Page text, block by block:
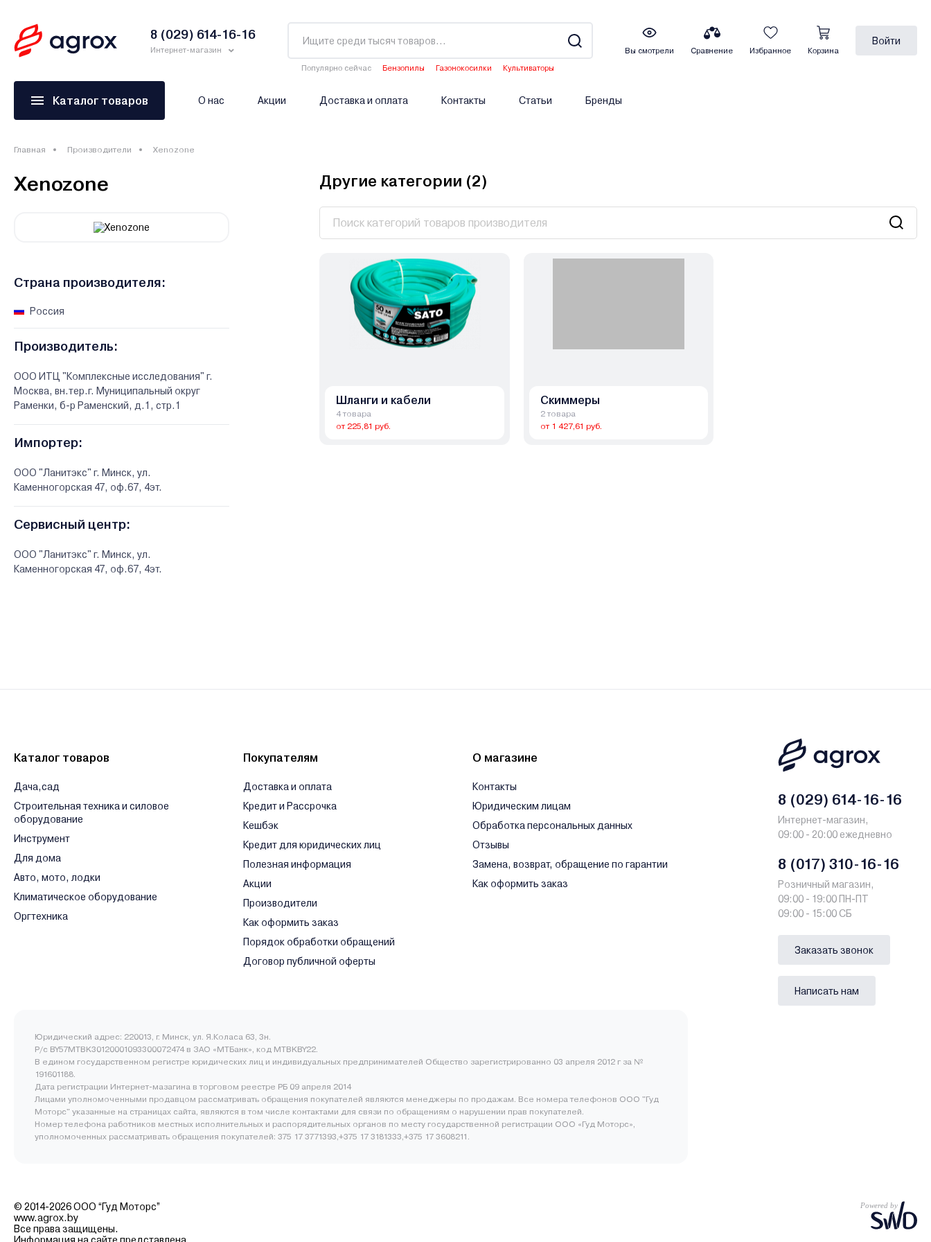
8 (029) 614-16-16
Интернет-магазин
Популярно сейчас Бензопилы Газонокосилки
Культиваторы
Вы смотрели Сравнение Избранное Корзина
Войти
Каталог товаров О нас Акции Доставка и оплата Контакты Статьи Бренды
Главная Производители Xenozone
Xenozone
Страна производителя:
Россия
Производитель:
ООО ИТЦ "Комплексные исследования" г.
Москва, вн.тер.г. Муниципальный округ
Раменки, б-р Раменский, д.1, стр.1
Импортер:
ООО "Ланитэкс" г. Минск, ул.
Каменногорская 47, оф.67, 4эт.
Сервисный центр:
ООО "Ланитэкс" г. Минск, ул.
Каменногорская 47, оф.67, 4эт.
Другие категории (2)
Шланги и кабели
4 товара
от 225,81 руб.
Скиммеры
2 товара
от 1 427,61 руб.
Каталог товаров
Дача,сад
Строительная техника и силовое
оборудование
Инструмент
Для дома
Авто, мото, лодки
Климатическое оборудование
Оргтехника
Покупателям
Доставка и оплата
Кредит и Рассрочка
Кешбэк
Кредит для юридических лиц
Полезная информация
Акции
Производители
Как оформить заказ
Порядок обработки обращений
Договор публичной оферты
О магазине
Контакты
Юридическим лицам
Обработка персональных данных
Отзывы
Замена, возврат, обращение по гарантии
Как оформить заказ
Юридический адрес: 220013, г. Минск, ул. Я.Коласа 63, 3н.
Р/с BY57MTBK30120001093300072474 в ЗАО «МТБанк», код MTBKBY22.
В едином государственном регистре юридических лиц и индивидуальных предпринимателей Общество зарегистрированно 03 апреля 2012 г за №
191601188.
Дата регистрации Интернет-мазагина в торговом реестре РБ 09 апреля 2014
Лицами уполномоченными продавцом рассматривать обращения покупателей являются менеджеры по продажам. Все номера телефонов ООО "Гуд
Моторс" указанные на страницах сайта, являются в том числе контактами для связи по обращениям о нарушении прав покупателей.
Номер телефона работников местных исполнительных и распорядительных органов по месту государственной регистрации ООО «Гуд Моторс»,
уполномоченных рассматривать обращения покупателей: 375 17 3771393,+375 17 3181333,+375 17 3608211.
8 (029) 614-16-16
Интернет-магазин,
09:00 - 20:00 ежедневно
8 (017) 310-16-16
Розничный магазин,
09:00 - 19:00 ПН-ПТ
09:00 - 15:00 СБ
Заказать звонок
Написать нам
© 2014-2026 ООО “Гуд Моторс”
www.agrox.by
Все права защищены.